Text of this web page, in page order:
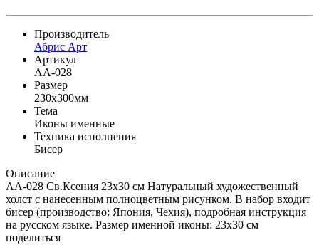
Производитель
Абрис Арт
Артикул
AA-028
Размер
230x300мм
Тема
Иконы именные
Техника исполнения
Бисер
Описание
AА-028 Св.Ксения 23x30 см Натуральный художественный
холст с нанесенным полноцветным рисунком. В набор входит
бисер (производство: Япония, Чехия), подробная инструкция
на русском языке. Размер именной иконы: 23х30 см
поделиться